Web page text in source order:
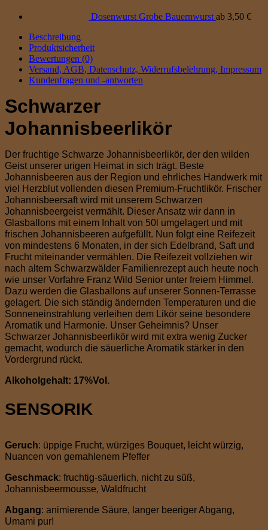
Dosenwurst Grobe Bauernwurst ab 3,50 €
Beschreibung
Produktsicherheit
Bewertungen (0)
Versand, AGB, Datenschutz, Widerrufsbelehrung, Impressum
Kundenfragen und -antworten
Schwarzer
Johannisbeerlikör
Der fruchtige Schwarze Johannisbeerlikör, der den wilden
Geist unserer urigen Heimat in sich trägt. Beste
Johannisbeeren aus der Region und ehrliches Handwerk mit
viel Herzblut vollenden diesen Premium-Fruchtlikör. Frischer
Johannisbeersaft wird mit unserem Schwarzen
Johannisbeergeist vermählt. Dieser Ansatz wir dann in
Glasballons mit einem Inhalt von 50l umgelagert und mit
frischen Johannisbeeren aufgefüllt. Nun folgt eine Reifezeit
von mindestens 6 Monaten, in der sich Edelbrand, Saft und
Frucht miteinander vermählen. Die Reifezeit vollziehen wir
nach altem Schwarzwälder Familienrezept auch heute noch
wie unser Vorfahre Franz Wild Senior unter freiem Himmel.
Dazu werden die Glasballons auf unserer Sonnen-Terrasse
gelagert. Die sich ständig ändernden Temperaturen und die
Sonneneinstrahlung verleihen dem Likör seine besondere
Aromatik und Harmonie. Unser Geheimnis? Unser
Schwarzer Johannisbeerlikör wird mit extra wenig Zucker
gemacht, wodurch die säuerliche Aromatik stärker in den
Vordergrund rückt.
Alkoholgehalt: 17%Vol.
SENSORIK
Geruch: üppige Frucht, würziges Bouquet, leicht würzig,
Nuancen von gemahlenem Pfeffer
Geschmack: fruchtig-säuerlich, nicht zu süß,
Johannisbeermousse, Waldfrucht
Abgang: animierende Säure, langer beeriger Abgang,
Umami pur!